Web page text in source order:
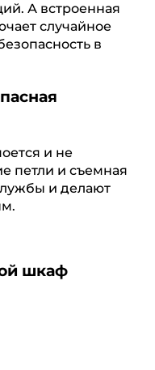
А встроенная
случайное
в
и не
петли и съемная
и делают
шкаф